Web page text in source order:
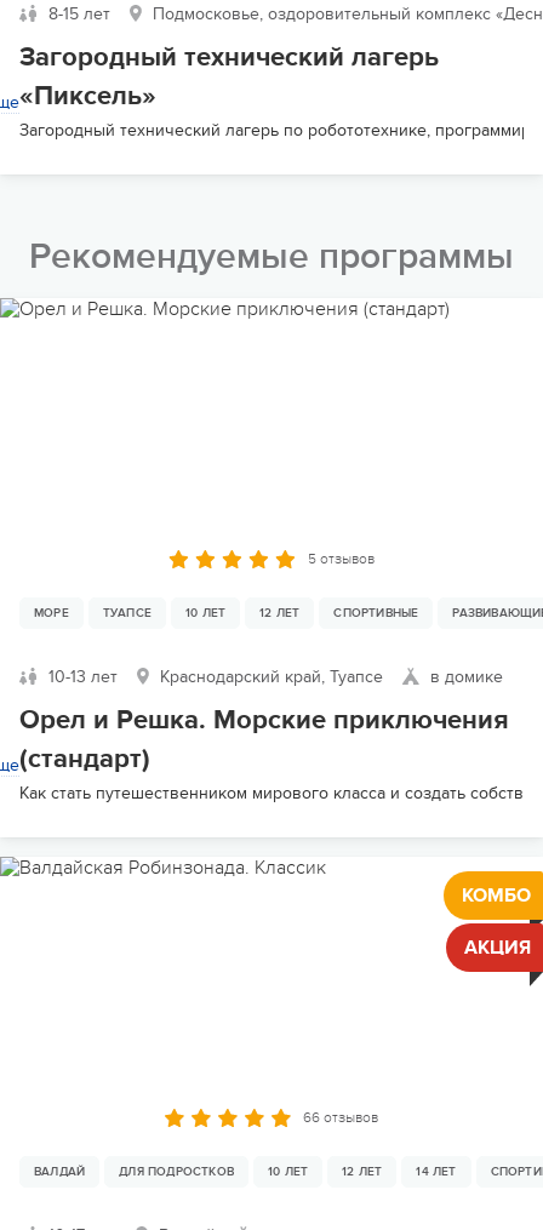
8-15 лет Подмосковье, оздоровительный комплекс
Загородный технический лагерь
«Пиксель»
Загородный технический лагерь по робототехнике,
Рекомендуемые программы
5 отзывов
МОРЕ ТУАПСЕ 10 ЛЕТ 12 ЛЕТ СПОРТИВНЫЕ
10-13 лет Краснодарский край, Туапсе в домике
Орел и Решка. Морские приключения
(стандарт)
Как стать путешественником мирового класса и создать
66 отзывов
ВАЛДАЙ ДЛЯ ПОДРОСТКОВ 10 ЛЕТ 12 ЛЕТ 14 ЛЕТ
КОМБО
АКЦИЯ